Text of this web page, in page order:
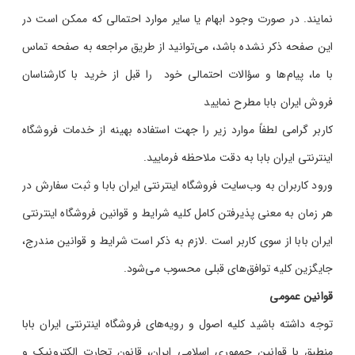
نمایند. در صورت وجود ابهام یا سایر موارد احتمالی که ممکن است در
این صفحه ذکر نشده باشد، می‌توانید از طریق مراجعه به صفحه تماس
با ما، پیام‌ها و سؤالات احتمالی خود را قبل از خرید با کارشناسان
فروش ایران بابا مطرح نمایید
کاربر گرامی لطفاً موارد زیر را جهت استفاده بهینه از خدمات فروشگاه
اینترنتی ایران بابا به دقت ملاحظه فرمایید.
ورود کاربران به وب‏‌سایت فروشگاه اینترنتی ایران بابا و ثبت سفارش در
هر زمان به معنی پذیرفتن کامل کلیه شرایط و قوانین فروشگاه اینترنتی
ایران بابا از سوی کاربر است .لازم به ذکر است شرایط و قوانین مندرج،
جایگزین کلیه توافق‏‌های قبلی محسوب می‏‌شود.
قوانین عمومی
توجه داشته باشید کلیه اصول و رویه‏‌های فروشگاه اینترنتی ایران بابا